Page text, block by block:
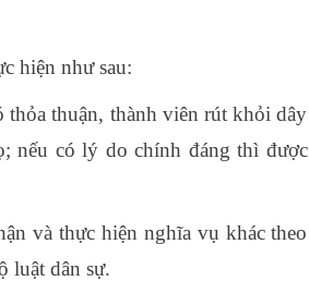
hiện như sau:
thuận, thành viên rút khỏi dây
nếu có lý do chính đáng thì được
và thực hiện nghĩa vụ khác theo
luật dân sự.